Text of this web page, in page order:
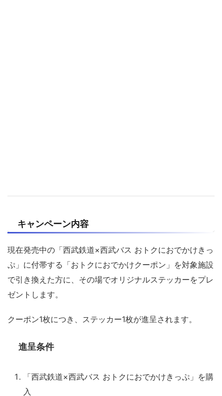
キャンペーン内容
現在発売中の「西武鉄道×西武バス おトクにおでかけきっ
ぷ」に付帯する「おトクにおでかけクーポン」を対象施設
で引き換えた方に、その場でオリジナルステッカーをプレ
ゼントします。
クーポン1枚につき、ステッカー1枚が進呈されます。
進呈条件
「西武鉄道×西武バス おトクにおでかけきっぷ」を購
入